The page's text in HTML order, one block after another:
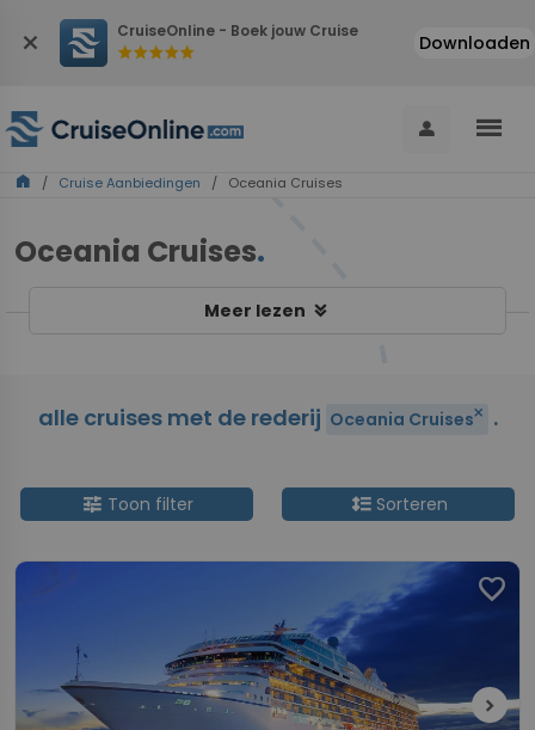
close CruiseOnline - Boek jouw Cruise
starstarstarstarstar Downloaden
person menu
home / Cruise Aanbiedingen / Oceania Cruises
Oceania Cruises.
Meer lezen keyboard_double_arrow_down
alle cruises met de rederij Oceania Cruisesclose .
tune Toon filter format_line_spacingSorteren
favorite
chevron_right